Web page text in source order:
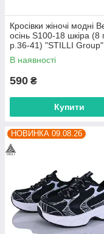
Кросівки жіночі модні
осінь S100-18 шкіра (8
р.36-41) "STILLI Group"
оптом від прямого
постачальника
В наявності
590 ₴
Купити
НОВИНКА 09.08.26